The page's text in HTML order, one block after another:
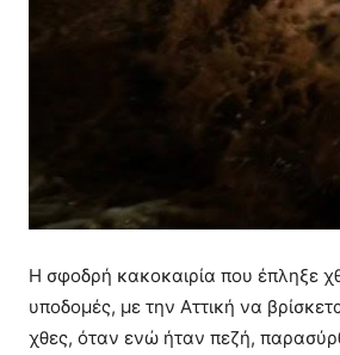
Η σφοδρή κακοκαιρία που έπληξε
υποδομές, με την Αττική να
χθες, όταν ενώ ήταν πεζή,